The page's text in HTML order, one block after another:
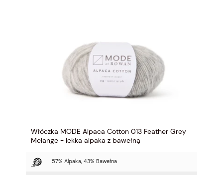
Włóczka MODE Alpaca Cotton 013 Feather Grey
Melange - lekka alpaka z bawełną
57% Alpaka, 43% Bawełna